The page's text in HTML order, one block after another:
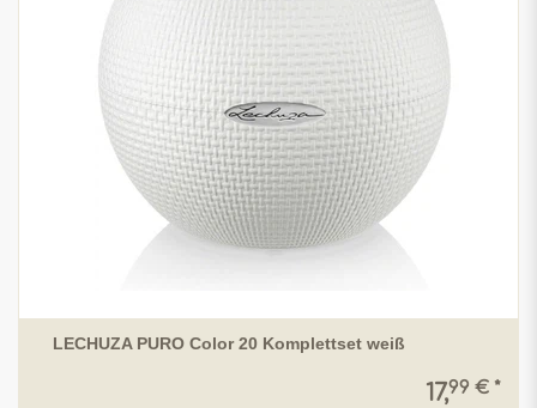
LECHUZA PURO Color 20 Komplettset weiß
17,99 € *